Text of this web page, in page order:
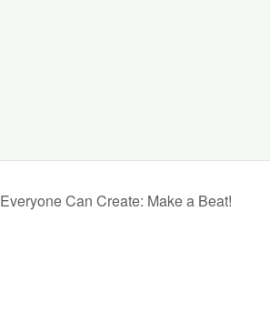
Everyone Can Create: Make a Beat!